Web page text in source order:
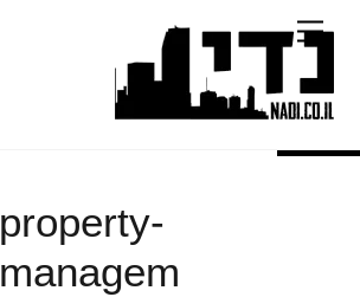
content
Menu
property-
managem